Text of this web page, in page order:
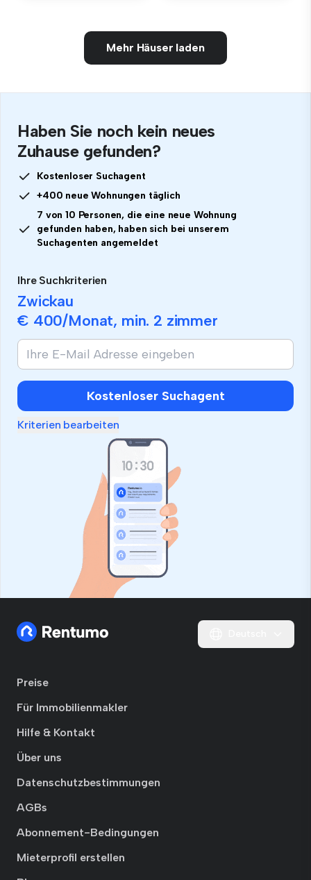
Mehr Häuser laden
Haben Sie noch kein neues
Zuhause gefunden?
Kostenloser Suchagent
+400 neue Wohnungen täglich
7 von 10 Personen, die eine neue Wohnung
gefunden haben, haben sich bei unserem
Suchagenten angemeldet
Ihre Suchkriterien
Zwickau
€ 400/Monat, min. 2 zimmer
Kostenloser Suchagent
Kriterien bearbeiten
Preise
Für Immobilienmakler
Hilfe & Kontakt
Über uns
Datenschutzbestimmungen
AGBs
Abonnement-Bedingungen
Mieterprofil erstellen